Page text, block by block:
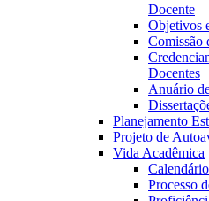
Docente
Objetivos
Comissão
Docentes
Anuário
Planejamento
Projeto de
Vida Acadêmica
Processo